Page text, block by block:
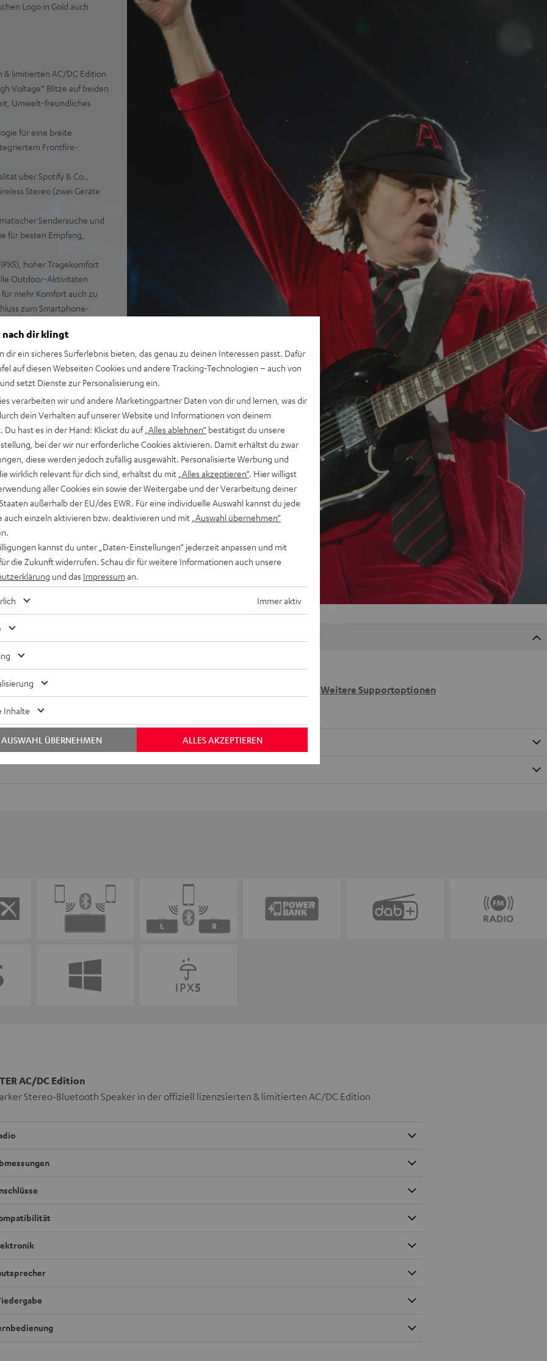
Logo in Gold auch
& limitierten AC/DC Edition
Voltage“ Blitze auf beiden
Umwelt-freundliches
für eine breite
Frontfire-
über Spotify & Co.,
Stereo (zwei Geräte
Sendersuche und
für besten Empfang,
hoher Tragekomfort
Outdoor-Aktivitäten
mehr Komfort auch zu
zum Smartphone-
zu 18 Stunden bei
34 Bewertungen)
Weitere Supportoptionen
AC/DC Edition
Stereo-Bluetooth Speaker in der offiziell lizenzsierten & limitierten AC/DC Edition
nach dir klingt
dir ein sicheres Surferlebnis bieten, das genau zu deinen Interessen passt. Dafür
auf diesen Webseiten Cookies und andere Tracking-Technologien – auch von
setzt Dienste zur Personalisierung ein.
verarbeiten wir und andere Marketingpartner Daten von dir und lernen, was dir
dein Verhalten auf unserer Website und Informationen von deinem
Du hast es in der Hand: Klickst du auf „Alles ablehnen“ bestätigst du unsere
bei der wir nur erforderliche Cookies aktivieren. Damit erhältst du zwar
diese werden jedoch zufällig ausgewählt. Personalisierte Werbung und
wirklich relevant für dich sind, erhältst du mit „Alles akzeptieren“. Hier willigst
aller Cookies ein sowie der Weitergabe und der Verarbeitung deiner
außerhalb der EU/des EWR. Für eine individuelle Auswahl kannst du jede
auch einzeln aktivieren bzw. deaktivieren und mit „Auswahl übernehmen“
kannst du unter „Daten-Einstellungen“ jederzeit anpassen und mit
die Zukunft widerrufen. Schau dir für weitere Informationen auch unsere
und das Impressum an.
Immer aktiv
Inhalte
ALLES AKZEPTIEREN
AUSWAHL ÜBERNEHMEN